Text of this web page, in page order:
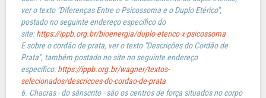
ver o texto "Diferenças Entre o Psicossoma e o Duplo Etérico",
postado no seguinte endereço específico do
site:https://ippb.org.br/bioenergia/duplo-eterico-x-psicossoma
E sobre o cordão de prata, ver o texto "Descrições do Cordão de
Prata", também postado no site no seguinte endereço
específico:https://ippb.org.br/wagner/textos-
selecionados/descricoes-do-cordao-de-prata
6. Chacras - do sânscrito - são os centros de força situados no corpo